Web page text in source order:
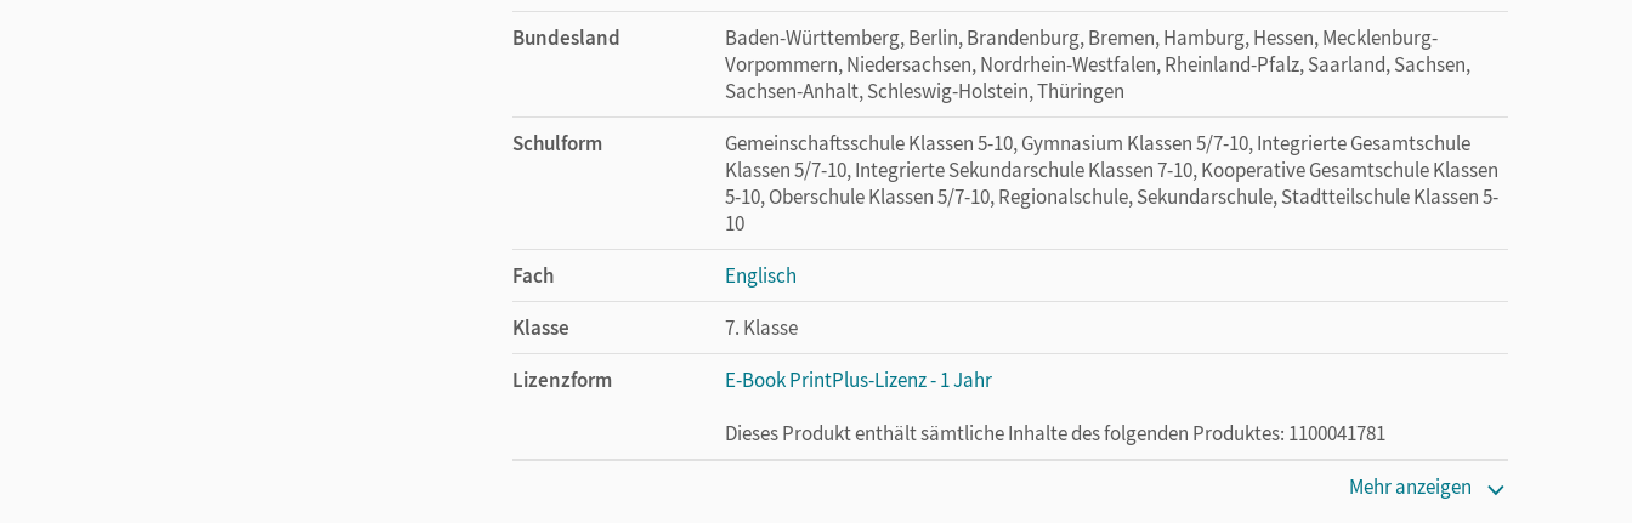
Bundesland
Baden-Württemberg, Berlin, Brandenburg, Bremen, Hamburg, Hessen, Mecklenburg-
Vorpommern, Niedersachsen, Nordrhein-Westfalen, Rheinland-Pfalz, Saarland, Sachsen,
Sachsen-Anhalt, Schleswig-Holstein, Thüringen
Schulform
Gemeinschaftsschule Klassen 5-10, Gymnasium Klassen 5/7-10, Integrierte Gesamtschule
Klassen 5/7-10, Integrierte Sekundarschule Klassen 7-10, Kooperative Gesamtschule Klassen
5-10, Oberschule Klassen 5/7-10, Regionalschule, Sekundarschule, Stadtteilschule Klassen 5-
10
Fach
Englisch
Klasse
7. Klasse
Lizenzform
E-Book PrintPlus-Lizenz - 1 Jahr
Dieses Produkt enthält sämtliche Inhalte des folgenden Produktes: 1100041781
Mehr anzeigen